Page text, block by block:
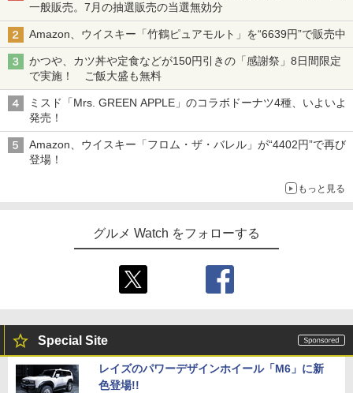
一般販売。7月の抽選販売の当選無効分
Amazon、ウイスキー「竹鶴ピュアモルト」を“6639円”で販売中
かつや、カツ丼や定食などが150円引きの「感謝祭」8日間限定
で実施！ ご飯大盛も無料
ミスド「Mrs. GREEN APPLE」のコラボドーナツ4種、いよいよ
発売！
Amazon、ウイスキー「フロム・ザ・バレル」が“4402円”で再び
登場！
もっと見る
グルメ Watch をフォローする
Special Site
レイズのパワーデザインホイール「M6」に新
色登場!!